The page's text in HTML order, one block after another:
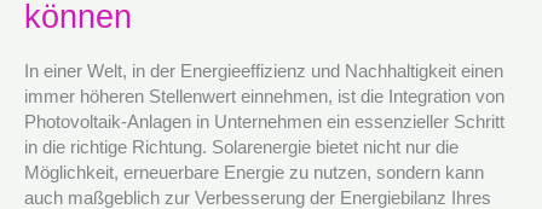
können
In einer Welt, in der Energieeffizienz und Nachhaltigkeit einen
immer höheren Stellenwert einnehmen, ist die Integration von
Photovoltaik-Anlagen in Unternehmen ein essenzieller Schritt
in die richtige Richtung. Solarenergie bietet nicht nur die
Möglichkeit, erneuerbare Energie zu nutzen, sondern kann
auch maßgeblich zur Verbesserung der Energiebilanz Ihres
Ihres
verbessern
können